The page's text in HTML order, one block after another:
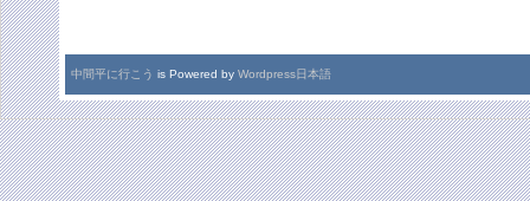
中間平に行こう is Powered by Wordpress日本語